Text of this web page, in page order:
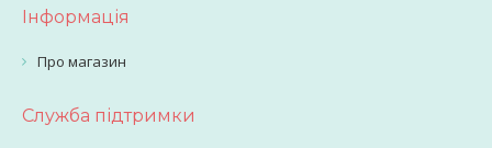
Інформація
Про магазин
Служба підтримки